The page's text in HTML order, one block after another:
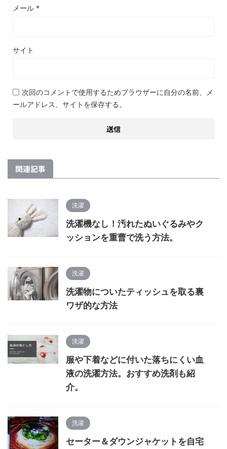
メール *
サイト
次回のコメントで使用するためブラウザーに自分の名前、メ
ールアドレス、サイトを保存する。
関連記事
洗濯
洗濯機なし！汚れたぬいぐるみやク
ッションを重曹で洗う方法。
洗濯
洗濯物についたティッシュを取る裏
ワザ的な方法
洗濯
服や下着などに付いた落ちにくい血
液の洗濯方法。おすすめ洗剤も紹
介。
洗濯
セーター＆ダウンジャケットを自宅